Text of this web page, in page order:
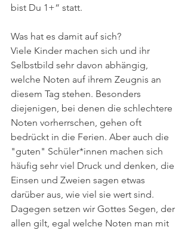
bist Du 1+“ statt.
Was hat es damit auf sich?
Viele Kinder machen sich und ihr
Selbstbild sehr davon abhängig,
welche Noten auf ihrem Zeugnis an
diesem Tag stehen. Besonders
diejenigen, bei denen die schlechtere
Noten vorherrschen, gehen oft
bedrückt in die Ferien. Aber auch die
"guten" Schüler*innen machen sich
häufig sehr viel Druck und denken, die
Einsen und Zweien sagen etwas
darüber aus, wie viel sie wert sind.
Dagegen setzen wir Gottes Segen, der
allen gilt, egal welche Noten man mit